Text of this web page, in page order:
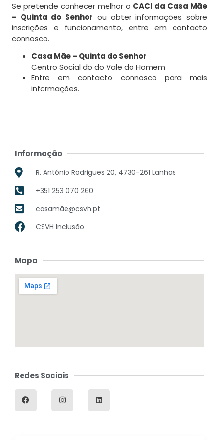
Se pretende conhecer melhor o CACI da Casa Mãe
– Quinta do Senhor ou obter informações sobre
inscrições e funcionamento, entre em contacto
connosco.
Casa Mãe – Quinta do Senhor
Centro Social do do Vale do Homem
Entre em contacto connosco para mais
informações.
Informação
R. António Rodrigues 20, 4730-261 Lanhas
+351 253 070 260
casamãe@csvh.pt
CSVH Inclusão
Mapa
Redes Sociais